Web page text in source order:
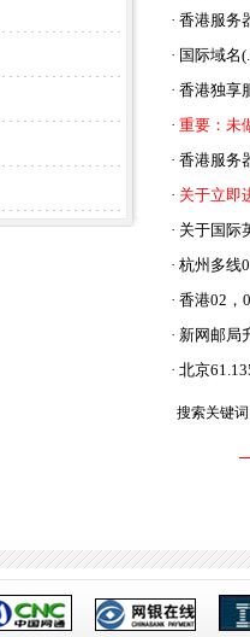
· 香港服务
· 国际域名
· 香港独享
· 重要：未
· 香港服务
· 关于立即
· 关于国际
· 杭州多线
· 香港02，
· 新网邮局
· 北京
搜索关键词